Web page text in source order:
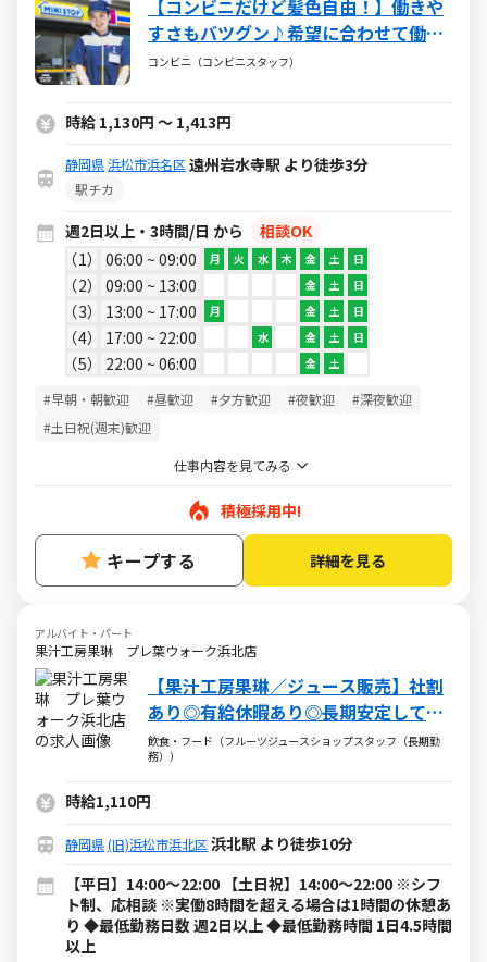
【コンビニだけど髪色自由！】働きや
すさもバツグン♪希望に合わせて働け
るミニストップ☆バイトデビューも大
コンビニ（コンビニスタッフ）
時給 1,130円 ～ 1,413円
静岡県浜松市浜名区 遠州岩水寺駅 より徒歩3分
駅チカ
週2日以上・3時間/日 から
相談OK
1
06:00 ~ 09:00 月 火 水 木 金 土 日
2 09:00 ~ 13:00 金 土 日
3 13:00 ~ 17:00 月 金 土 日
4 17:00 ~ 22:00 水 金 土 日
5 22:00 ~ 06:00 金 土
#早朝・朝歓迎 #昼歓迎 #夕方歓迎 #夜歓迎
#深夜歓迎
#土日祝(週末)歓迎
仕事内容を見てみる
積極採用中!
キープする 詳細を見る
アルバイト・パート
果汁工房果琳 プレ葉ウォーク浜北店
【果汁工房果琳／ジュース販売】社割
あり◎有給休暇あり◎長期安定して働
けます♪
飲食・フード（フルーツジュースショップスタッフ（長期勤
務））
時給1,110円
静岡県(旧)浜松市浜北区 浜北駅 より徒歩10分
【平日】14:00～22:00 【土日祝】14:00～22:00 ※シフ
ト制、応相談 ※実働8時間を超える場合は1時間の休憩あ
り ◆最低勤務日数 週2日以上 ◆最低勤務時間 1日4.5時間
以上